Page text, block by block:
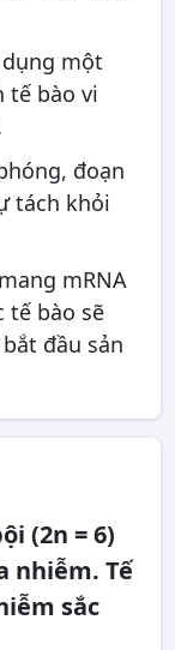
một
tế bào vi
đoạn
tách khỏi
mRNA
tế bào sẽ
đầu sản
(2n = 6)
nhiễm. Tế
sắc